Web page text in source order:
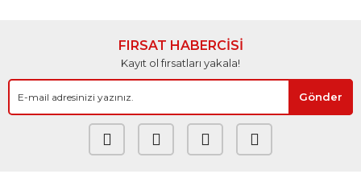
FIRSAT HABERCİSİ
Kayıt ol fırsatları yakala!
Gönder